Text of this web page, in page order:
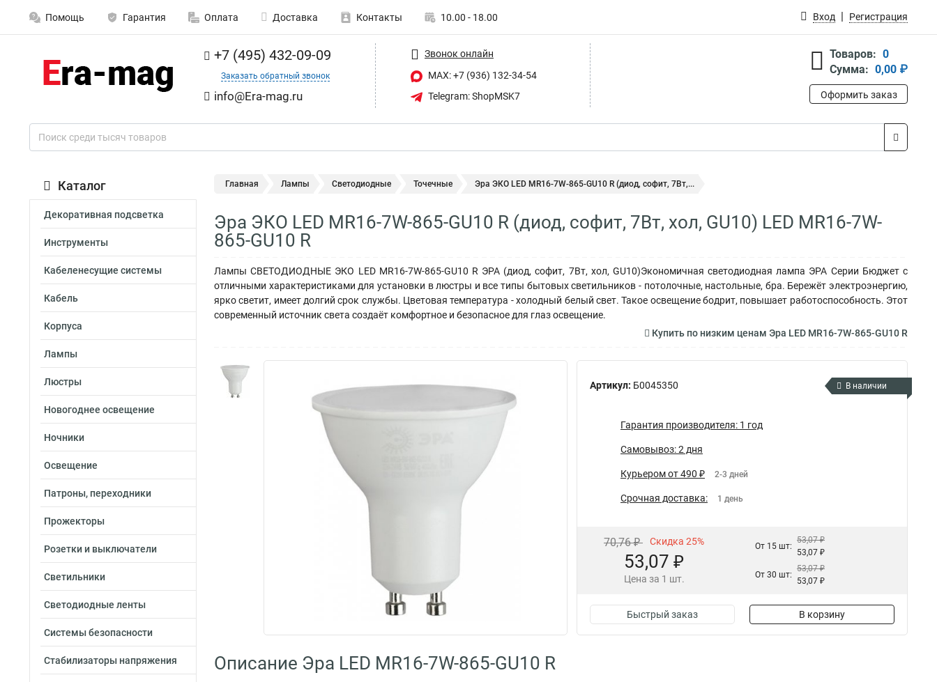
Помощь Гарантия Оплата Доставка Контакты 10.00 - 18.00 Вход Регистрация
+7 (495) 432-09-09
Заказать обратный звонок
info@Era-mag.ru
Звонок онлайн
MAX: +7 (936) 132-34-54
Telegram: ShopMSK7
Товаров: 0
Сумма: 0,00 ₽
Оформить заказ
Каталог
Декоративная подсветка
Инструменты
Кабеленесущие системы
Кабель
Корпуса
Лампы
Люстры
Новогоднее освещение
Ночники
Освещение
Патроны, переходники
Прожекторы
Розетки и выключатели
Светильники
Светодиодные ленты
Системы безопасности
Стабилизаторы напряжения
Главная Лампы Светодиодные Точечные Эра ЭКО LED MR16-7W-865-GU10 R (диод, софит, 7Вт,...
Эра ЭКО LED MR16-7W-865-GU10 R (диод, софит, 7Вт, хол, GU10) LED MR16-7W-
865-GU10 R
Лампы СВЕТОДИОДНЫЕ ЭКО LED MR16-7W-865-GU10 R ЭРА (диод, софит, 7Вт, хол, GU10)Экономичная светодиодная лампа ЭРА Серии Бюджет с
отличными характеристиками для установки в люстры и все типы бытовых светильников - потолочные, настольные, бра. Бережёт электроэнергию,
ярко светит, имеет долгий срок службы. Цветовая температура - холодный белый свет. Такое освещение бодрит, повышает работоспособность. Этот
современный источник света создаёт комфортное и безопасное для глаз освещение.
Купить по низким ценам Эра LED MR16-7W-865-GU10 R
Артикул: Б0045350 В наличии
Гарантия производителя: 1 год
Самовывоз: 2 дня
Курьером от 490 ₽ 2-3 дней
Срочная доставка: 1 день
70,76 ₽ Скидка 25%
53,07 ₽
Цена за 1 шт.
От 15 шт:
53,07 ₽
53,07 ₽
От 30 шт:
53,07 ₽
53,07 ₽
Быстрый заказ В корзину
Описание Эра LED MR16-7W-865-GU10 R